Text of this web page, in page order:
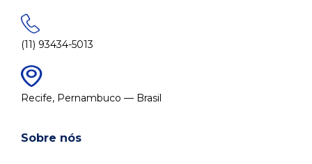
(11) 93434-5013
Recife, Pernambuco — Brasil
Sobre nós